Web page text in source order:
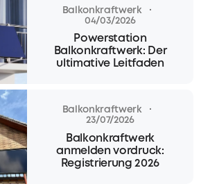
Balkonkraftwerk ·
04/03/2026
Powerstation
Balkonkraftwerk: Der
ultimative Leitfaden
Balkonkraftwerk ·
23/07/2026
Balkonkraftwerk
anmelden vordruck:
Registrierung 2026